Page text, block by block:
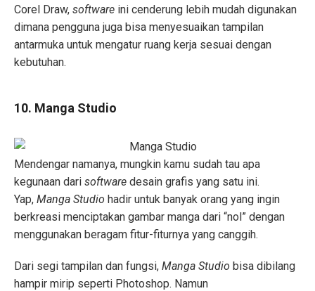
Corel Draw, software ini cenderung lebih mudah digunakan
dimana pengguna juga bisa menyesuaikan tampilan
antarmuka untuk mengatur ruang kerja sesuai dengan
kebutuhan.
10. Manga Studio
Mendengar namanya, mungkin kamu sudah tau apa
kegunaan dari software desain grafis yang satu ini.
Yap, Manga Studio hadir untuk banyak orang yang ingin
berkreasi menciptakan gambar manga dari “nol” dengan
menggunakan beragam fitur-fiturnya yang canggih.
Dari segi tampilan dan fungsi, Manga Studio bisa dibilang
hampir mirip seperti Photoshop. Namun